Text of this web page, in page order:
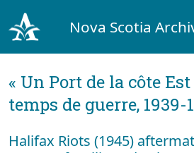
Nova Scotia
« Un Port de la côte
temps de guerre, 1939-
Halifax Riots (1945)